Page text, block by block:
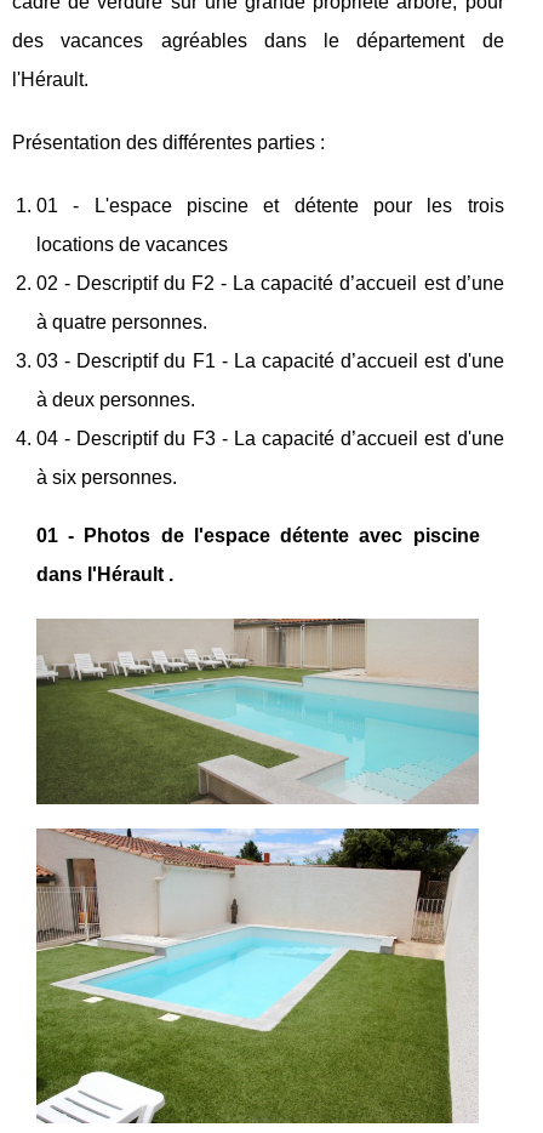
des vacances agréables dans le département de
l'Hérault.
Présentation des différentes parties :
01 - L'espace piscine et détente pour les trois
locations de vacances
02 - Descriptif du F2 - La capacité d’accueil est d’une
à quatre personnes.
03 - Descriptif du F1 - La capacité d’accueil est d'une
à deux personnes.
04 - Descriptif du F3 - La capacité d’accueil est d'une
à six personnes.
01 - Photos de l'espace détente avec piscine
dans l'Hérault .